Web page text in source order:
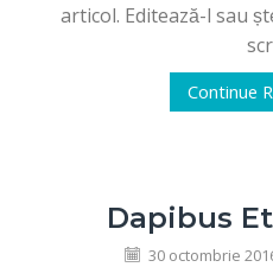
articol. Editează-l sau
Continue
Dapibus
30 octombrie